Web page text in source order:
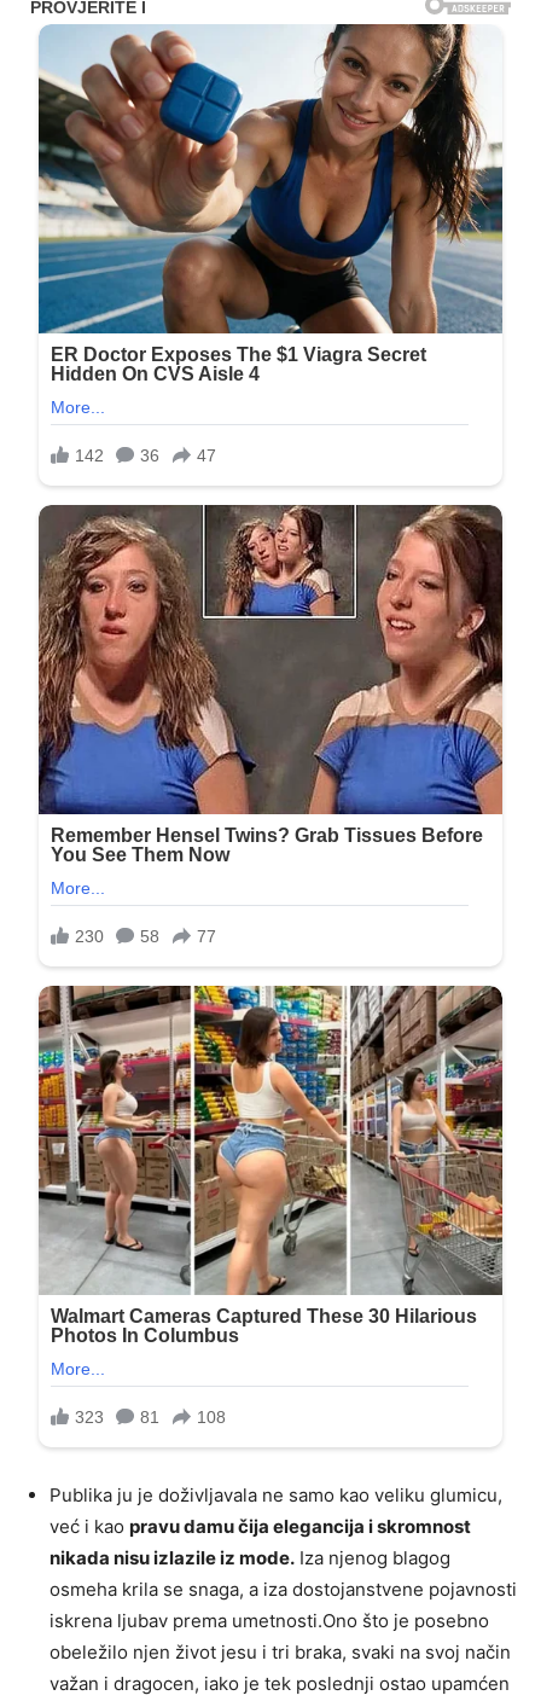
Publika ju je doživljavala ne samo kao veliku glumicu,
već i kao pravu damu čija elegancija i skromnost
nikada nisu izlazile iz mode. Iza njenog blagog
osmeha krila se snaga, a iza dostojanstvene pojavnosti
iskrena ljubav prema umetnosti.Ono što je posebno
obeležilo njen život jesu i tri braka, svaki na svoj način
važan i dragocen, iako je tek poslednji ostao upamćen